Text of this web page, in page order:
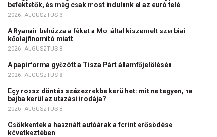
befektetők, és még csak most indulunk el az euró felé
2026. AUGUSZTUS 8.
A Ryanair behúzza a féket a Mol által kiszemelt szerbiai
kőolajfinomító miatt
2026. AUGUSZTUS 8.
A papírforma győzött a Tisza Párt államfőjelölésén
2026. AUGUSZTUS 8.
Egy rossz döntés százezrekbe kerülhet: mit ne tegyen, ha
bajba kerül az utazási irodája?
2026. AUGUSZTUS 8.
Csökkentek a használt autóárak a forint erősödése
következtében